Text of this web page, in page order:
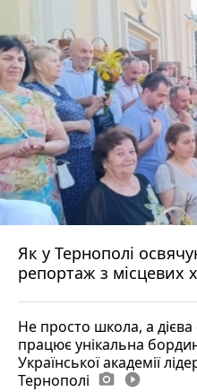
Як у Тернополі
репортаж з місцевих
Не просто школа, а дієва
працює унікальна
Української академії
Тернополі photo_camera play_circle_filled